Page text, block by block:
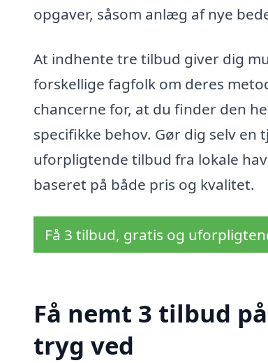
opgaver, såsom anlæg af nye
At indhente tre tilbud giver dig
forskellige fagfolk om deres
chancerne for, at du finder den
specifikke behov. Gør dig selv
uforpligtende tilbud fra lokale
baseret på både pris og kvalitet.
Få 3 tilbud, gratis og
Få nemt 3 tilbud
tryg ved